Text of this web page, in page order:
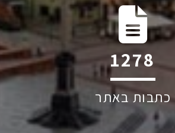
1819
כתבות באתר